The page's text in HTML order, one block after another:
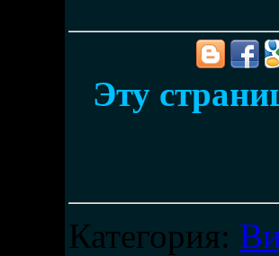
Эту
Категория: